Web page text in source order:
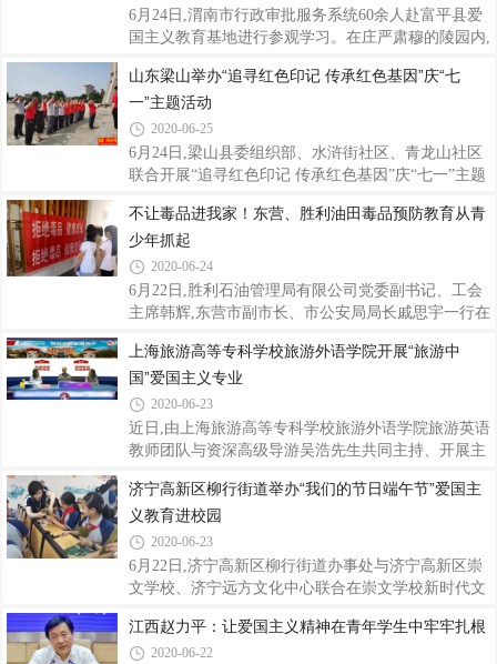
6月24日,渭南市行政审批服务系统60余人赴富平县爱
国主义教育基地进行参观学习。在庄严肃穆的陵园内,
习老雕像,并鞠躬致意,敬献花篮,深切缅怀老一辈无产
阶级革命家、中国改革开放事业的重要开拓者。在纪
念馆看到了一幅幅生动感人的老照片、一件件革命年
代留下的武器和生活所用的器具,并聆听了讲解员对习
老革命历程的介绍,回顾了他为新中国的成立和建设以
无私奉献的光辉历程。大家都被习仲勋同志“天天奋
斗,天天快乐;战斗一生,快乐一生”的精
山东梁山举办“追寻红色印记 传承红色基因”庆“七
一”主题活动
2020-06-25
6月24日,梁山县委组织部、水浒街社区、青龙山社区
联合开展“追寻红色印记 传承红色基因”庆“七一”主题
寻革命先烈的足迹,从革命精神汲取奋发前进的动力,
让对党忠诚的红色基因代代相传。水浒街社区和青龙
山社区“两委”班子、社区老党员、老战士近30人参加
活动。水浒街社区负责人郑明贵传告诉记者,承红色基
因,把红色精神、红色记忆、红色文化融入血脉、注入
传承红色基因,无愧于时代,无愧于人民,无愧于自己,自
觉践行党员标准和服务意识,更好
不让毒品进我家！东营、胜利油田毒品预防教育从青
少年抓起
2020-06-24
6月22日,胜利石油管理局有限公司党委副书记、工会
主席韩辉,东营市副市长、市公安局局长戚思宇一行在
毒品预防教育工作。韩辉、戚思宇一行首先听取东营
市胜利第二小学相关负责人关于校园毒品预防教育工
作汇报。胜利二小立足教育教学实际,根据青少年生理
和心理特点,紧紧围绕学校“毒品预防教育宣传月”活动
主题,开展了读一本禁毒书籍、观看一部禁毒专题教育
开展一次禁毒拒毒宣誓签名活动、开展一次“不让毒
品进我家”家庭禁毒宣传等“六个一”
上海旅游高等专科学校旅游外语学院开展“旅游中
国”爱国主义专业
2020-06-23
近日,由上海旅游高等专科学校旅游外语学院旅游英语
教师团队与资深高级导游吴浩先生共同主持、开展主
专业200多名学生在线参加。此次旅游英语专业翻译
课程群思政公开课采取双教师融合式教学模式,以爱国
主义为主线,以如何用英语讲好中国故事、传播中国声
音为目标,开展专业课程群思政教学实践。两位双师型
教师与资深行业专家围绕“旅游中国”主题,就涉外导游
挖掘与探讨。课程由 “导游员家国情怀”、“文史血脉
的千年传承”、“爱国敬业的职
济宁高新区柳行街道举办“我们的节日端午节”爱国主
义教育进校园
2020-06-23
6月22日,济宁高新区柳行街道办事处与济宁高新区崇
文学校、济宁远方文化中心联合在崇文学校新时代文
主义教育进校园系列活动。活动旨在弘扬中华优秀传
统文化,培养青少年的爱国主义情怀,帮助孩子们系好
江西赵力平：让爱国主义精神在青年学生中牢牢扎根
2020-06-22